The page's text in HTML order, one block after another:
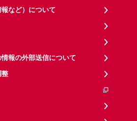
など）について
報の外部送信について
整